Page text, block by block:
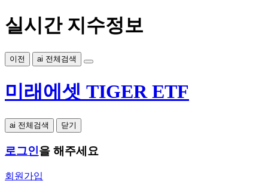
실시간 지수정보
이전 ai 전체검색
미래에셋 TIGER ETF
ai 전체검색 닫기
로그인을 해주세요
회원가입